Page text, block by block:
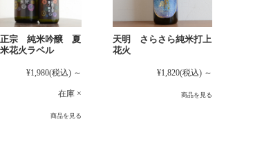
正宗 純米吟醸 夏
花火ラベル
¥1,980(税込) ～
在庫 ×
商品を見る
天明 さらさら純米打上
花火
¥1,820(税込) ～
商品を見る